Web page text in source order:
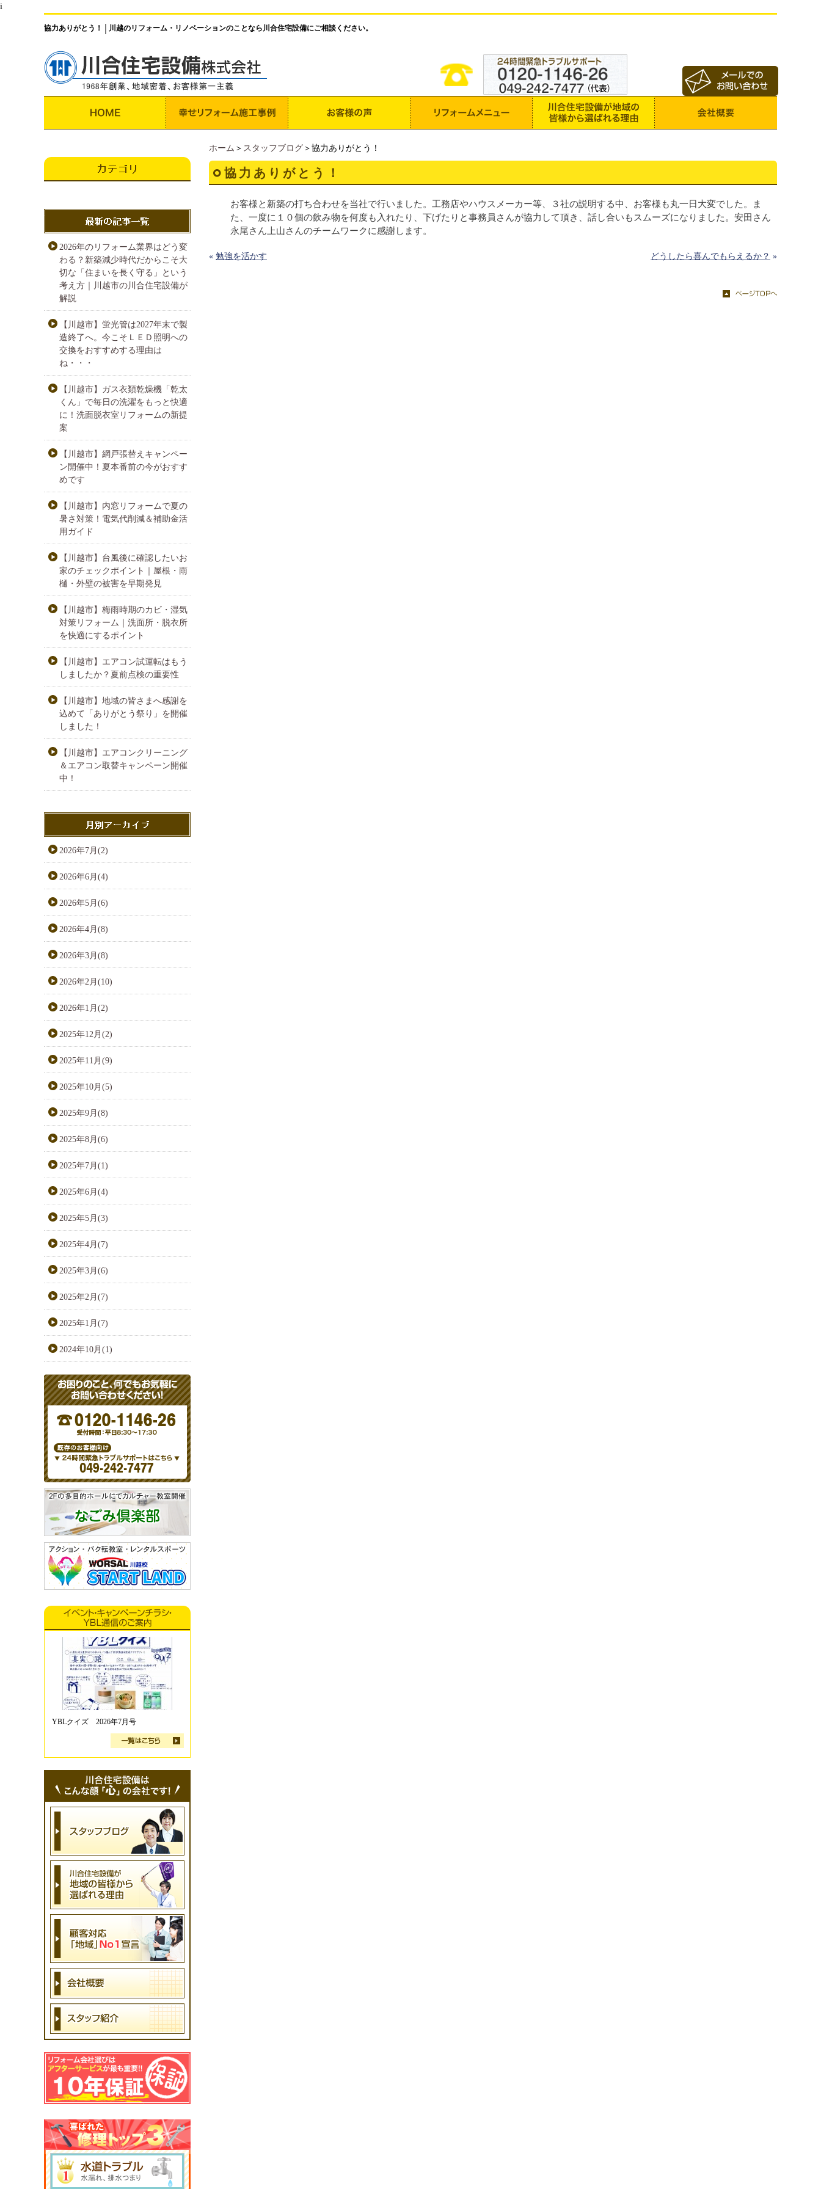
i
協力ありがとう！ 川越のリフォーム・リノベーションのことなら川合住宅設備にご相談ください。
ホーム ＞ スタッフブログ ＞協力ありがとう！
協力ありがとう！
お客様と新築の打ち合わせを当社で行いました。工務店やハウスメーカー等、３社の説明する中、お客様も丸一日大変でした。ま
た、一度に１０個の飲み物を何度も入れたり、下げたりと事務員さんが協力して頂き、話し合いもスムーズになりました。安田さん
永尾さん上山さんのチームワークに感謝します。
« 勉強を活かす どうしたら喜んでもらえるか？ »
2026年のリフォーム業界はどう変
わる？新築減少時代だからこそ大
切な「住まいを長く守る」という
考え方｜川越市の川合住宅設備が
解説
【川越市】蛍光管は2027年末で製
造終了へ。今こそＬＥＤ照明への
交換をおすすめする理由は
ね・・・
【川越市】ガス衣類乾燥機「乾太
くん」で毎日の洗濯をもっと快適
に！洗面脱衣室リフォームの新提
案
【川越市】網戸張替えキャンペー
ン開催中！夏本番前の今がおすす
めです
【川越市】内窓リフォームで夏の
暑さ対策！電気代削減＆補助金活
用ガイド
【川越市】台風後に確認したいお
家のチェックポイント｜屋根・雨
樋・外壁の被害を早期発見
【川越市】梅雨時期のカビ・湿気
対策リフォーム｜洗面所・脱衣所
を快適にするポイント
【川越市】エアコン試運転はもう
しましたか？夏前点検の重要性
【川越市】地域の皆さまへ感謝を
込めて「ありがとう祭り」を開催
しました！
【川越市】エアコンクリーニング
＆エアコン取替キャンペーン開催
中！
2026年7月(2)
2026年6月(4)
2026年5月(6)
2026年4月(8)
2026年3月(8)
2026年2月(10)
2026年1月(2)
2025年12月(2)
2025年11月(9)
2025年10月(5)
2025年9月(8)
2025年8月(6)
2025年7月(1)
2025年6月(4)
2025年5月(3)
2025年4月(7)
2025年3月(6)
2025年2月(7)
2025年1月(7)
2024年10月(1)
YBLクイズ 2026年7月号